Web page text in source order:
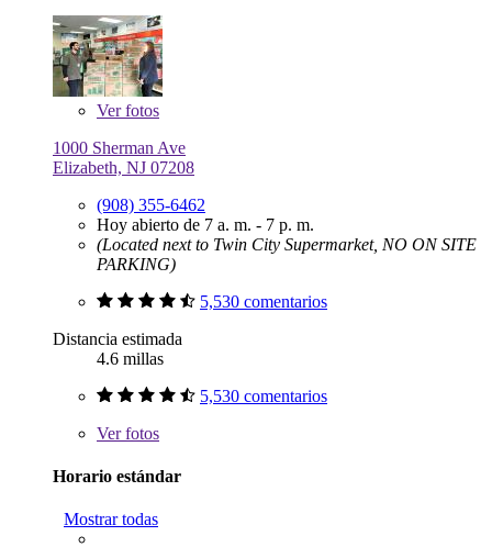
Verfotos
1000 Sherman Ave
Elizabeth, NJ 07208
(908) 355-6462
Hoy abierto de 7 a. m. - 7 p. m.
(Located next to Twin City Supermarket, NO ON SITE
PARKING)
5,530 comentarios
Distancia estimada
4.6 millas
5,530 comentarios
Verfotos
Horario estándar
Mostrar todas